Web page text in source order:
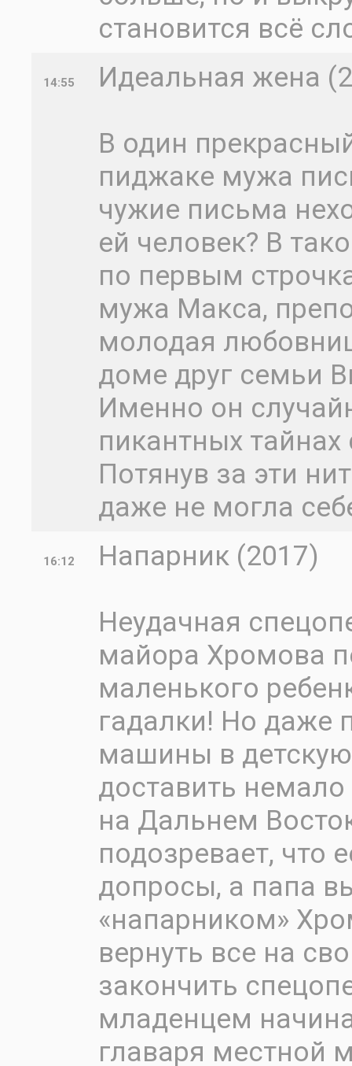
становится всё
14:55
Идеальная жена
В один
пиджаке мужа
чужие письма
ей человек? В
по первым
мужа Макса,
молодая
доме друг семьи
Именно он
пикантных
Потянув за эти
даже не могла
16:12
Напарник (2017)
Неудачная
майора Хромова
маленького
гадалки! Но даже
машины в детскую
доставить
на Дальнем
подозревает, что
допросы, а папа
«напарником»
вернуть все на
закончить
младенцем
главаря местной